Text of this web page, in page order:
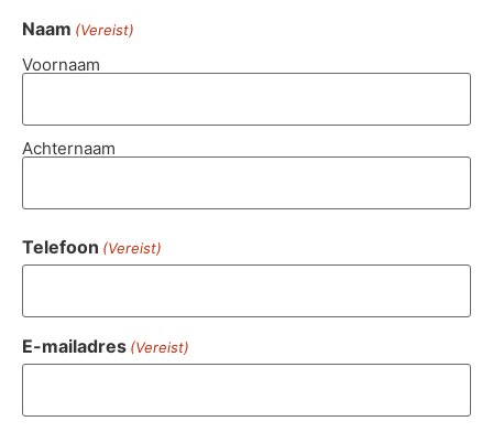
Naam (Vereist)
Voornaam
Achternaam
Telefoon (Vereist)
E-mailadres (Vereist)